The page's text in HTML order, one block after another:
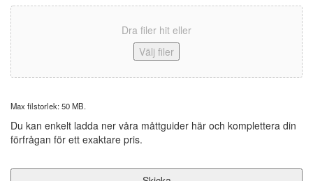
Dra filer hit eller
Välj filer
Max filstorlek: 50 MB.
Du kan enkelt ladda ner våra måttguider här och komplettera din
förfrågan för ett exaktare pris.